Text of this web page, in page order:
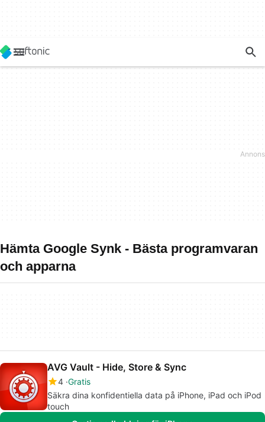
Hämta Google Synk - Bästa programvaran
och apparna
AVG Vault - Hide, Store & Sync
4 Gratis
Säkra dina konfidentiella data på iPhone, iPad och iPod
touch